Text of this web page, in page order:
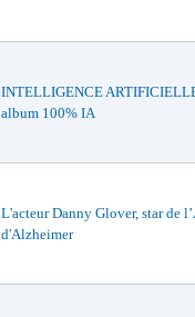
INTELLIGENCE
album 100% IA
L'acteur Danny Glover, star de
d'Alzheimer